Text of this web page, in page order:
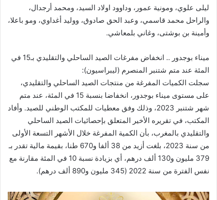
ليلى علوي، ومونية عمور، وداوود اولاد السيد، ومحمد أرجدال،
والراحل محمد قاسمي، وعبد الحق صادوق، ووليد أغداوي، ومو باعلا،
وأمينة بن بوشتى، وغاني بلمعاشي.
ميناء بوجدور .. انخفاض مفرغات الصيد الساحلي والتقليدي بـ15 في
المئة عند متم شتنبر المنصرم (ليبراسيون):
سجلت الكميات المفرغة من منتجات الصيد الساحلي والتقليدي،
على مستوى ميناء بوجدور، انخفاضا بنسبة 15 في المئة، عند متم
شهر شتنبر 2023، وذلك وفق معطيات للمكتب الوطني للصيد. وأفاد
المكتب، في تقريره الأخير المتعلق بإحصائيات الصيد الساحلي
والتقليدي بالمغرب، بأن الكمية المفرغة خلال الأشهر التسعة الأولى
من سنة 2023، بلغت أزيد من 38 ألفا و670 طنا، بقيمة مالية تقدر بـ
379 مليون و130 ألف درهم، أي بزيادة نسبة 10 في المئة مقارنة مع
نفس الفترة من سنة 2022 (345 مليون و890 ألف درهم).